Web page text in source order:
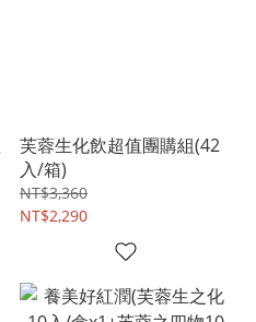
芙蓉生化飲超值團購組(42
入/箱)
NT$3,360
NT$2,290